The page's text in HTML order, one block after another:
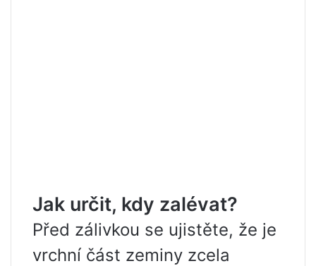
Jak určit, kdy zalévat?
Před zálivkou se ujistěte, že je
vrchní část zeminy zcela